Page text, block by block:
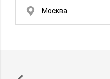
Москва